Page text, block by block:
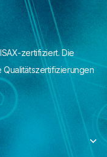
zertifiziert. Die
